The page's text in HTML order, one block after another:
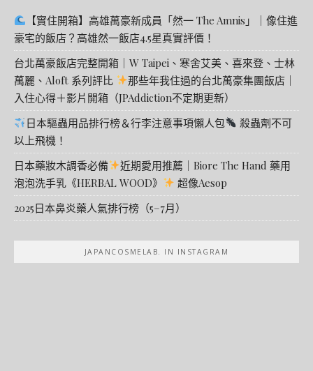
【實住開箱】高雄萬豪新成員「然一 The Amnis」｜像住進
豪宅的飯店？高雄然一飯店4.5星真實評價！
台北萬豪飯店完整開箱｜W Taipei、寒舍艾美、喜來登、士林
萬麗、Aloft 系列評比
那些年我住過的台北萬豪集團飯店｜
入住心得＋影片開箱（JPAddiction不定期更新）
日本驅蟲用品排行榜＆行李注意事項懶人包
殺蟲劑不可
以上飛機！
日本藥妝木調香必備
近期愛用推薦｜Biore The Hand 藥用
泡泡洗手乳《HERBAL WOOD》
超像Aesop
2025日本鼻炎藥人氣排行榜（5–7月）
JAPANCOSMELAB. IN INSTAGRAM